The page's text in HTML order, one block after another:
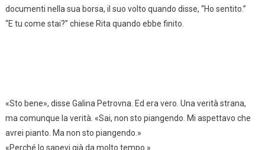
documenti nella sua borsa, il suo volto quando disse, “Ho sentito.”
“E tu come stai?” chiese Rita quando ebbe finito.
«Sto bene», disse Galina Petrovna. Ed era vero. Una verità strana,
ma comunque la verità. «Sai, non sto piangendo. Mi aspettavo che
avrei pianto. Ma non sto piangendo.»
«Perché lo sapevi già da molto tempo.»